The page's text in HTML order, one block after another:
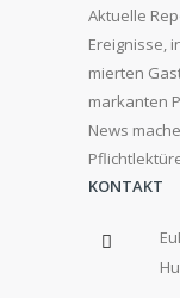
Aktuelle
Ereignisse,
mierten
markanten
News
KONTAKT